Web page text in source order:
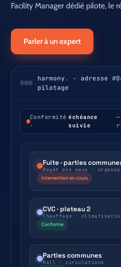
Facility Manager dédié pilote, le
Parler à un expert
harmony.
· adresse
pilotage
Conformité
·
échéance
suivie
Fuite · parties
Dégât des eaux · urgence
Intervention en cours
CVC · plateau 2
Chauffage ·
Conforme
Parties communes
Hall · circulations